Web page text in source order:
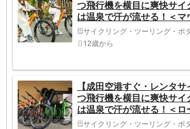
つ飛行機を横目に爽快サ
は温泉で汗が流せる！＜マ
＞サイクリング・ツーリング・ポ
12歳から
【成田空港すぐ・レンタ
つ飛行機を横目に爽快サ
は温泉で汗が流せる！＜ロ
サイクリング・ツーリング・ポ